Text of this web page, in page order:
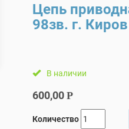
Цепь
98зв. г. Киров
В наличии
600,00 Р
Количество